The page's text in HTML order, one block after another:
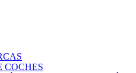
COCHES